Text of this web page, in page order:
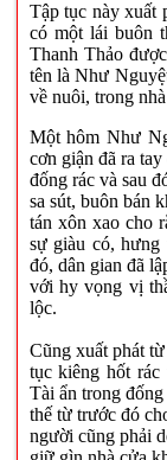
Tập tục này xuất
có một lái buôn
Thanh Thảo
tên là Như
về nuôi, trong
Một hôm Như
cơn giận đã ra
đống rác và sau
sa sút, buôn bán
tán xôn xao cho
sự giàu có,
đó, dân gian đã
với hy vọng vị
lộc.
Cũng xuất phát
tục kiêng hốt rác
Tài ẩn trong
thế từ trước đó
người cũng phải